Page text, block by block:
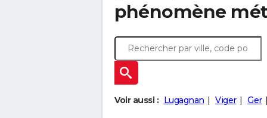
phénomène
Voir aussi : Lugagnan Viger Ger